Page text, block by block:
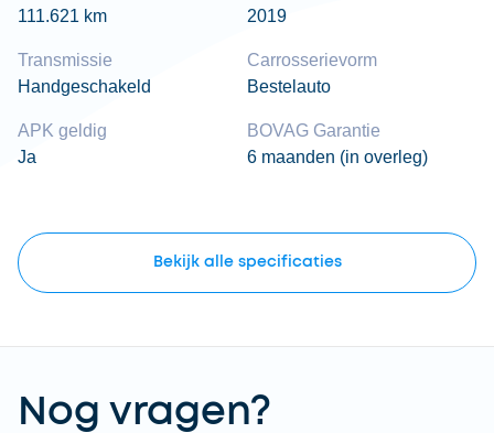
111.621 km
2019
Transmissie
Handgeschakeld
Carrosserievorm
Bestelauto
APK geldig
Ja
BOVAG Garantie
6 maanden (in overleg)
Bekijk allespecificaties
Nog vragen?